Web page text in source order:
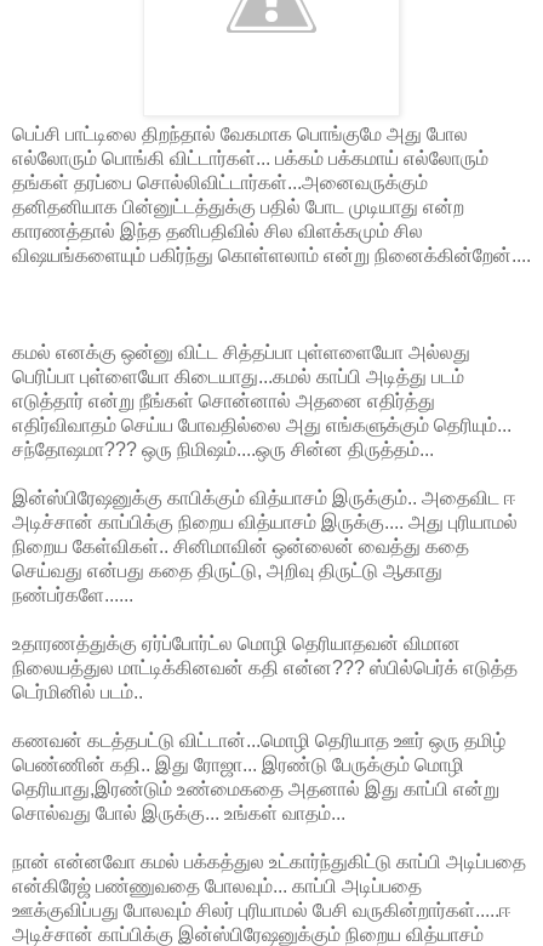
பெப்சி பாட்டிலை திறந்தால் வேகமாக பொங்குமே அது போல
எல்லோரும் பொங்கி விட்டார்கள்... பக்கம் பக்கமாய் எல்லோரும்
தங்கள் தரப்பை சொல்லிவிட்டார்கள்...அனைவருக்கும்
தனிதனியாக பின்னுட்டத்துக்கு பதில் போட முடியாது என்ற
காரணத்தால் இந்த தனிபதிவில் சில விளக்கமும் சில
விஷயங்களையும் பகிர்ந்து கொள்ளலாம் என்று நினைக்கின்றேன்....
கமல் எனக்கு ஒன்னு விட்ட சித்தப்பா புள்ளளையோ அல்லது
பெரிப்பா புள்ளையோ கிடையாது...கமல் காப்பி அடித்து படம்
எடுத்தார் என்று நீங்கள் சொன்னால் அதனை எதிர்த்து
எதிர்விவாதம் செய்ய போவதில்லை அது எங்களுக்கும் தெரியும்...
சந்தோஷமா??? ஒரு நிமிஷம்....ஒரு சின்ன திருத்தம்...
இன்ஸ்பிரேஷனுக்கு காபிக்கும் வித்யாசம் இருக்கும்.. அதைவிட ஈ
அடிச்சான் காப்பிக்கு நிறைய வித்யாசம் இருக்கு.... அது புரியாமல்
நிறைய கேள்விகள்.. சினிமாவின் ஒன்லைன் வைத்து கதை
செய்வது என்பது கதை திருட்டு, அறிவு திருட்டு ஆகாது
நண்பர்களே......
உதாரணத்துக்கு ஏர்ப்போர்ட்ல மொழி தெரியாதவன் விமான
நிலையத்துல மாட்டிக்கினவன் கதி என்ன??? ஸ்பில்பெர்க் எடுத்த
டெர்மினில் படம்..
கணவன் கடத்தபட்டு விட்டான்...மொழி தெரியாத ஊர் ஒரு தமிழ்
பெண்ணின் கதி.. இது ரோஜா... இரண்டு பேருக்கும் மொழி
தெரியாது,இரண்டும் உண்மைகதை அதனால் இது காப்பி என்று
சொல்வது போல் இருக்கு... உங்கள் வாதம்...
நான் என்னவோ கமல் பக்கத்துல உட்கார்ந்துகிட்டு காப்பி அடிப்பதை
என்கிரேஜ் பண்ணுவதை போலவும்... காப்பி அடிப்பதை
ஊக்குவிப்பது போலவும் சிலர் புரியாமல் பேசி வருகின்றார்கள்.....ஈ
அடிச்சான் காப்பிக்கு இன்ஸ்பிரேஷனுக்கும் நிறைய வித்யாசம்